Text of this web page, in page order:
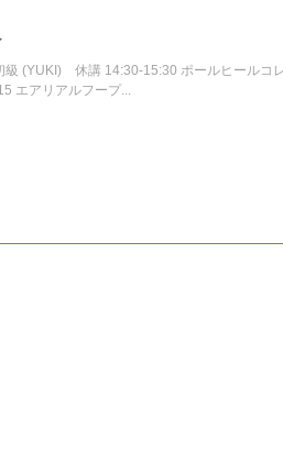
(YUKI) 休講 14:30-15:30 ポールヒールコ
エアリアルフープ...